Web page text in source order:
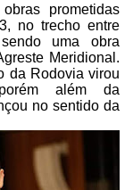
prometidas
no trecho entre
uma obra
Meridional.
da Rodovia virou
além da
no sentido da